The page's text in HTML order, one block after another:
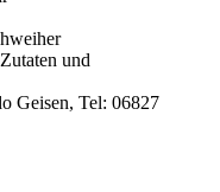
und
Geisen, Tel: 06827